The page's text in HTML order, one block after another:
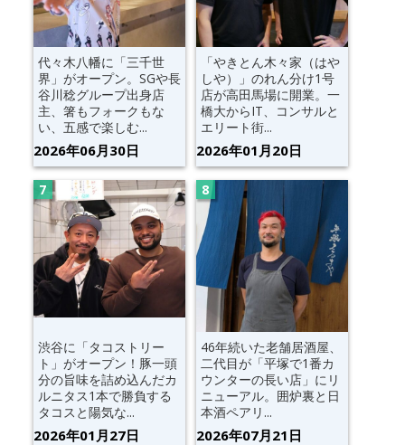
代々木八幡に「三千世
界」がオープン。SGや長
谷川稔グループ出身店
主、箸もフォークもな
い、五感で楽しむ...
2026年06月30日
「やきとん木々家（はや
しや）」のれん分け1号
店が高田馬場に開業。一
橋大からIT、コンサルと
エリート街...
2026年01月20日
渋谷に「タコストリー
ト」がオープン！豚一頭
分の旨味を詰め込んだカ
ルニタス1本で勝負する
タコスと陽気な...
2026年01月27日
46年続いた老舗居酒屋、
二代目が「平塚で1番カ
ウンターの長い店」にリ
ニューアル。囲炉裏と日
本酒ペアリ...
2026年07月21日